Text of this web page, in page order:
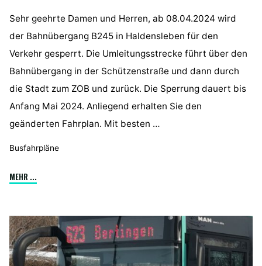
Sehr geehrte Damen und Herren, ab 08.04.2024 wird
der Bahnübergang B245 in Haldensleben für den
Verkehr gesperrt. Die Umleitungsstrecke führt über den
Bahnübergang in der Schützenstraße und dann durch
die Stadt zum ZOB und zurück. Die Sperrung dauert bis
Anfang Mai 2024. Anliegend erhalten Sie den
geänderten Fahrplan. Mit besten …
Busfahrpläne
MEHR ...